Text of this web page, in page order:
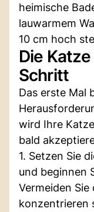
heimische
lauwarmem
10 cm hoch
Die
Schritt
Das erste Mal
wird Ihre
bald
1. Setzen Sie
und beginnen
Vermeiden
konzentrieren